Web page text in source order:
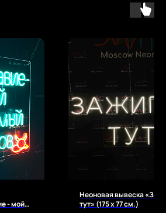
- мой
Неоновая вывеска
тут» (175 х 77 см.)